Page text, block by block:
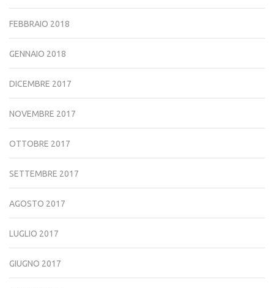
FEBBRAIO 2018
GENNAIO 2018
DICEMBRE 2017
NOVEMBRE 2017
OTTOBRE 2017
SETTEMBRE 2017
AGOSTO 2017
LUGLIO 2017
GIUGNO 2017